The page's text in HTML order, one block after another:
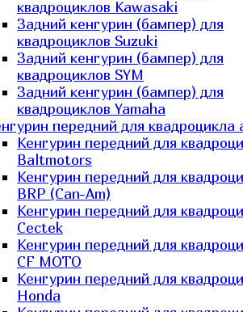
квадроциклов Kawasaki
Задний кенгурин (бампер) для
квадроциклов Suzuki
Задний кенгурин (бампер) для
квадроциклов SYM
Задний кенгурин (бампер) для
квадроциклов Yamaha
передний для квадроцикла
Кенгурин передний для
Baltmotors
Кенгурин передний для
BRP (Can-Am)
Кенгурин передний для
Cectek
Кенгурин передний для
CF MOTO
Кенгурин передний для
Honda